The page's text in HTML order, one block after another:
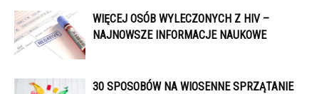
WIĘCEJ OSÓB WYLECZONYCH Z HIV –
NAJNOWSZE INFORMACJE NAUKOWE
30 SPOSOBÓW NA WIOSENNE SPRZĄTANIE